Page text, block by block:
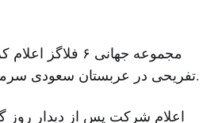
مجموعه جهانی ۶
تفریحی در عربستان سعودی سرمایه گذاری خواهد کرد.
اعلام شرکت پس از دیدار روز